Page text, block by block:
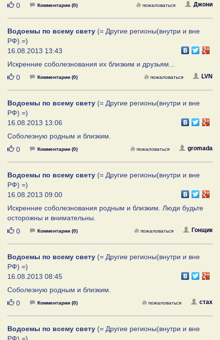
Нравится
0 Комментарии (0) Джони
пожаловаться
Водоемы по всему свету (= Другие регионы(внутри и вне
РФ) =)
16.08.2013 13:43
Искренние соболезнования их близким и друзьям...
Нравится
0 Комментарии (0) LVN
пожаловаться
Водоемы по всему свету (= Другие регионы(внутри и вне
РФ) =)
16.08.2013 13:06
Соболезную родным и близким.
Нравится
0 Комментарии (0) gromada
пожаловаться
Водоемы по всему свету (= Другие регионы(внутри и вне
РФ) =)
16.08.2013 09:00
Искренние соболезнования родным и близким. Люди будьте
осторожны и внимательны.
Нравится
0 Комментарии (0) Гонщик
пожаловаться
Водоемы по всему свету (= Другие регионы(внутри и вне
РФ) =)
16.08.2013 08:45
Соболезную родным и близким.
Нравится
0 Комментарии (0) стах
пожаловаться
Водоемы по всему свету (= Другие регионы(внутри и вне
РФ) =)